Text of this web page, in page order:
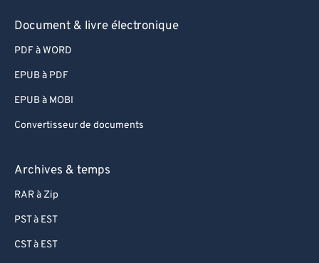
Document & livre électronique
PDF à WORD
EPUB à PDF
EPUB à MOBI
Convertisseur de documents
Archives & temps
RAR à Zip
PST à EST
CST à EST